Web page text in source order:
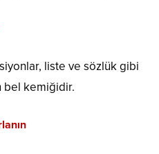
liste ve sözlük gibi
bel kemiğidir.